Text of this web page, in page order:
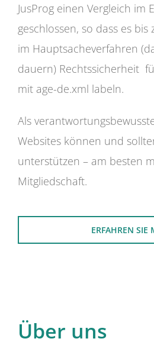
JusProg einen Vergleich im
geschlossen, so dass es
im Hauptsacheverfahren
dauern) Rechtssicherheit
mit age-de.xml labeln.
Als
Websites können und
unterstützen – am besten
Mitgliedschaft.
ERFAHREN SIE
Über uns